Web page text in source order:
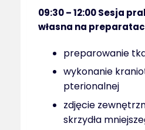
09:30 – 12:00Sesja
własna na
preparowanie
wykonanie
pterionalnej
zdjęcie
skrzydła